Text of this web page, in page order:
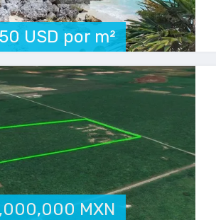
USD por m²
MXN